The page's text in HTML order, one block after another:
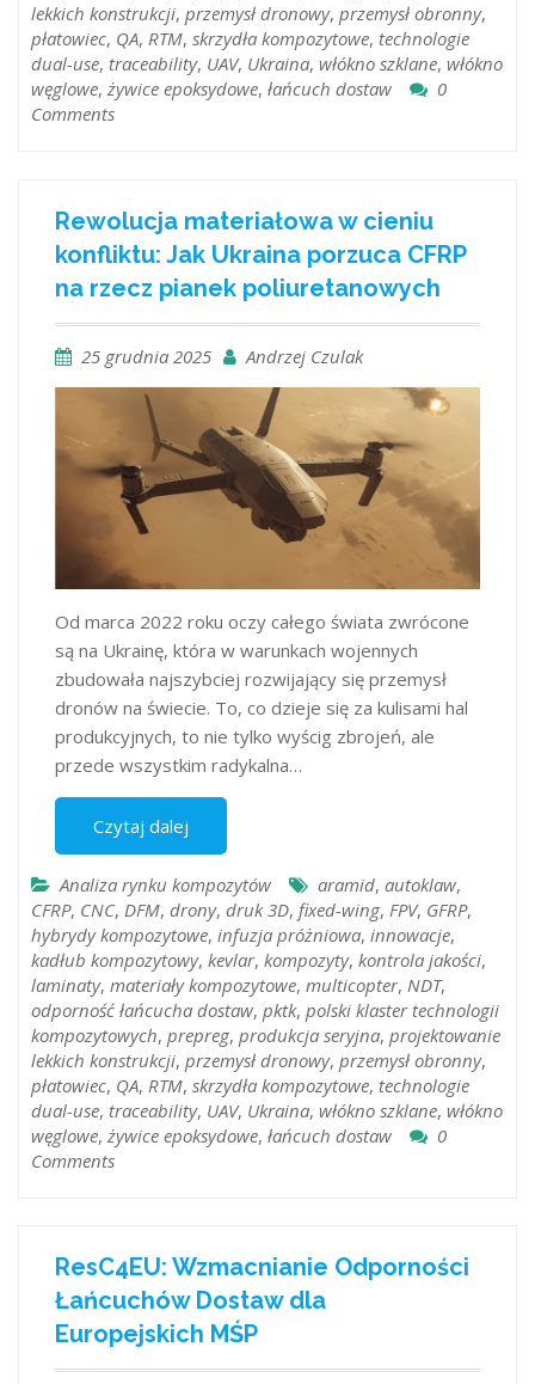
lekkich konstrukcji, przemysł dronowy, przemysł obronny,
płatowiec, QA, RTM, skrzydła kompozytowe, technologie
dual-use, traceability, UAV, Ukraina, włókno szklane, włókno
węglowe, żywice epoksydowe, łańcuch dostaw
0
Comments
Rewolucja materiałowa w cieniu
konfliktu: Jak Ukraina porzuca CFRP
na rzecz pianek poliuretanowych
25 grudnia 2025 Andrzej Czulak
Od marca 2022 roku oczy całego świata zwrócone
są na Ukrainę, która w warunkach wojennych
zbudowała najszybciej rozwijający się przemysł
dronów na świecie. To, co dzieje się za kulisami hal
produkcyjnych, to nie tylko wyścig zbrojeń, ale
przede wszystkim radykalna…
Czytaj dalej
Analiza rynku kompozytów aramid, autoklaw,
CFRP, CNC, DFM, drony, druk 3D, fixed-wing, FPV, GFRP,
hybrydy kompozytowe, infuzja próżniowa, innowacje,
kadłub kompozytowy, kevlar, kompozyty, kontrola jakości,
laminaty, materiały kompozytowe, multicopter, NDT,
odporność łańcucha dostaw, pktk, polski klaster technologii
kompozytowych, prepreg, produkcja seryjna, projektowanie
lekkich konstrukcji, przemysł dronowy, przemysł obronny,
płatowiec, QA, RTM, skrzydła kompozytowe, technologie
dual-use, traceability, UAV, Ukraina, włókno szklane, włókno
węglowe, żywice epoksydowe, łańcuch dostaw
0
Comments
ResC4EU: Wzmacnianie Odporności
Łańcuchów Dostaw dla
Europejskich MŚP